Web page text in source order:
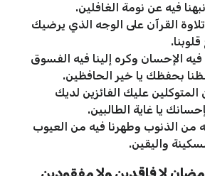
فيه عن نومة الغافلين.
تلاوة القرآن على الوجه الذي يرضيك
فيه الإحسان وكره إلينا فيه الفسوق
بحفظك يا خير الحافظين.
المتوكلين عليك الفائزين لديك
يا غاية الطالبين.
من الذنوب وطهرنا فيه من العيوب
واليقين.